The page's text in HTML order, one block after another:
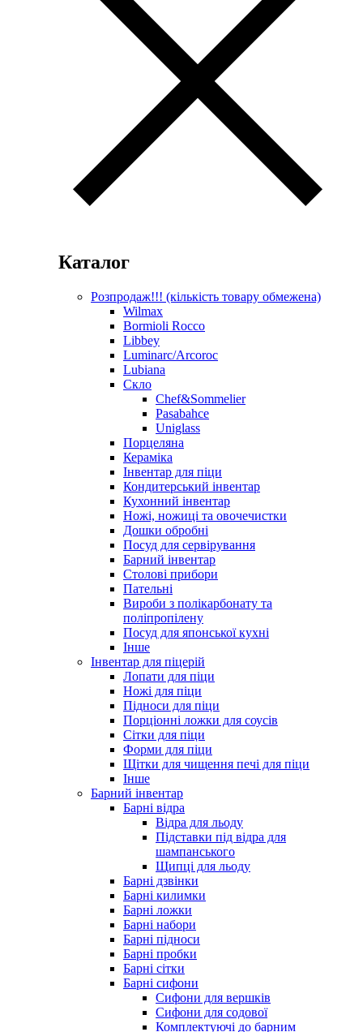
Каталог
Розпродаж!!! (кількість товару обмежена)
Wilmax
Bormioli Rocco
Libbey
Luminarc/Arcoroc
Lubiana
Скло
Chef&Sommelier
Pasabahce
Uniglass
Порцеляна
Кераміка
Інвентар для піци
Кондитерський інвентар
Кухонний інвентар
Ножі, ножиці та овочечистки
Дошки обробні
Посуд для сервірування
Барний інвентар
Столові прибори
Пательні
Вироби з полікарбонату та
поліпропілену
Посуд для японської кухні
Інше
Інвентар для піцерій
Лопати для піци
Ножі для піци
Підноси для піци
Порціонні ложки для соусів
Сітки для піци
Форми для піци
Щітки для чищення печі для піци
Інше
Барний інвентар
Барні відра
Відра для льоду
Підставки під відра для
шампанського
Щипці для льоду
Барні дзвінки
Барні килимки
Барні ложки
Барні набори
Барні підноси
Барні пробки
Барні сітки
Барні сифони
Сифони для вершків
Сифони для содової
Комплектуючі до барним